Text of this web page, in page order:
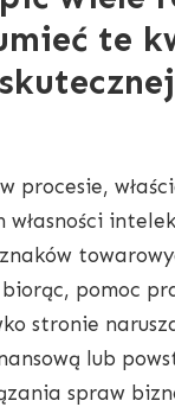
te
pomoc
stronie
lub
spraw